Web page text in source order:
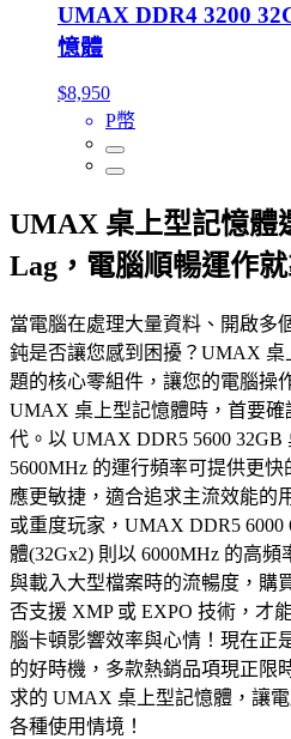
UMAX DDR4 3200
憶體
$8,950
P幣
UMAX 桌上型記憶體
Lag，電腦順暢運作
當電腦在處理大量資料、開啟多
鈍是否讓您感到困擾？UMAX 桌
題的核心零組件，讓您的電腦操
UMAX 桌上型記憶體時，首要
代。以 UMAX DDR5 5600
5600MHz 的運行頻率可提供更
應更敏捷，適合追求主流效能的
或重度玩家，UMAX DDR5
體(32Gx2) 則以 6000MHz 的高
與載入大型檔案時的流暢度，購
否支援 XMP 或 EXPO 技術，才
腦卡頓影響效率與心情！現在正
的好時機，多款熱銷品項現正限
求的 UMAX 桌上型記憶體，讓
各種使用情境！